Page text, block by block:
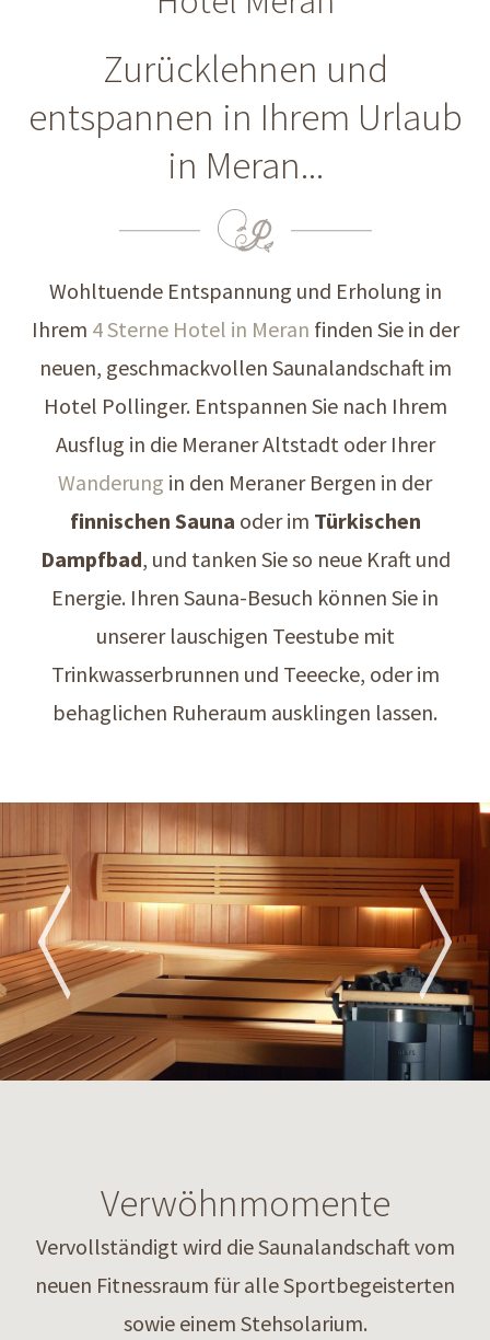
Zurücklehnen und
entspannen in Ihrem Urlaub
in Meran...
Wohltuende Entspannung und Erholung in
Ihrem 4 Sterne Hotel in Meran finden Sie in der
neuen, geschmackvollen Saunalandschaft im
Hotel Pollinger. Entspannen Sie nach Ihrem
Ausflug in die Meraner Altstadt oder Ihrer
Wanderung in den Meraner Bergen in der
finnischen Sauna oder im Türkischen
Dampfbad, und tanken Sie so neue Kraft und
Energie. Ihren Sauna-Besuch können Sie in
unserer lauschigen Teestube mit
Trinkwasserbrunnen und Teeecke, oder im
behaglichen Ruheraum ausklingen lassen.
Verwöhnmomente
Vervollständigt wird die Saunalandschaft vom
neuen Fitnessraum für alle Sportbegeisterten
sowie einem Stehsolarium.